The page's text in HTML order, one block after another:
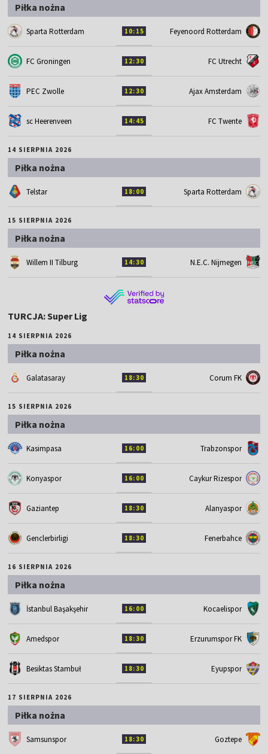
Piłka nożna
Sparta Rotterdam 10:15 Feyenoord Rotterdam
FC Groningen 12:30 FC Utrecht
PEC Zwolle 12:30 Ajax Amsterdam
sc Heerenveen 14:45 FC Twente
14 SIERPNIA 2026
Piłka nożna
Telstar 18:00 Sparta Rotterdam
15 SIERPNIA 2026
Piłka nożna
Willem II Tilburg 14:30 N.E.C. Nijmegen
TURCJA: Super Lig
14 SIERPNIA 2026
Piłka nożna
Galatasaray 18:30 Corum FK
15 SIERPNIA 2026
Piłka nożna
Kasimpasa 16:00 Trabzonspor
Konyaspor 16:00 Caykur Rizespor
Gaziantep 18:30 Alanyaspor
Genclerbirligi 18:30 Fenerbahce
16 SIERPNIA 2026
Piłka nożna
İstanbul Başakşehir 16:00 Kocaelispor
Amedspor 18:30 Erzurumspor FK
Besiktas Stambuł 18:30 Eyupspor
17 SIERPNIA 2026
Piłka nożna
Samsunspor 18:30 Goztepe